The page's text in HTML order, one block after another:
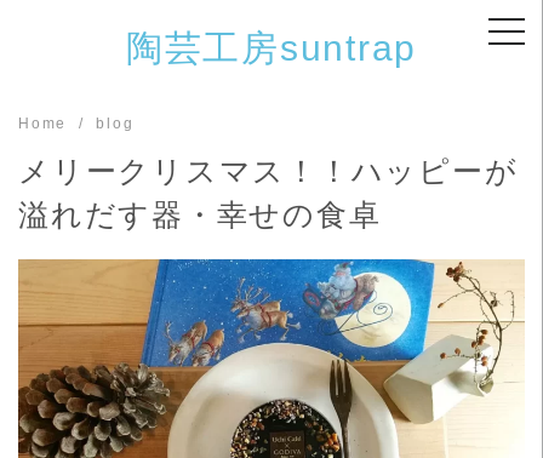
陶芸工房suntrap
Home blog
メリークリスマス！！ハッピーが
溢れだす器・幸せの食卓